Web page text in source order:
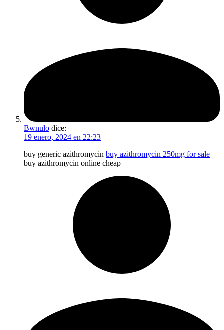
Bwnulo dice:
19 enero, 2024 en 22:23
buy generic azithromycin buy azithromycin 250mg for sale
buy azithromycin online cheap